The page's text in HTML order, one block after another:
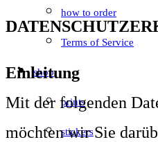
how to order
Terms of Service
shop
prints
stickers
Einleitung
Mit der folgenden
möchten wir Sie